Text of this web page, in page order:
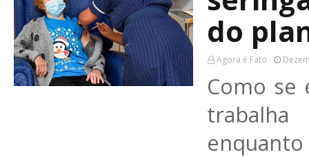
do
Agora é Fato
Como se